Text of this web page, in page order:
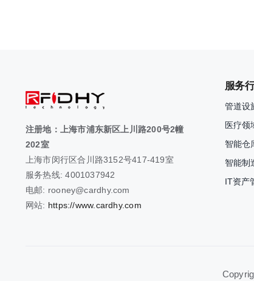
注册地：上海市浦东新区上川路200号2幢
202室
上海市闵行区合川路3152号417-419室
服务热线: 4001037942
电邮: rooney@cardhy.com
网站: https://www.cardhy.com
服务
管道设
医疗领
智能仓
智能制
IT资产